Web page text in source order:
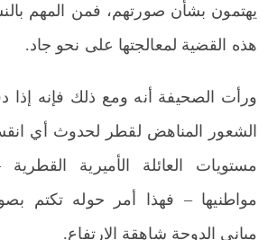
يهتمون بشأن صورتهم، فمن المهم
هذه القضية لمعالجتها على نحو جاد.
ورأت الصحيفة أنه ومع ذلك فإنه إذا
الشعور المناهض لقطر لحدوث أي
مستويات العائلة الأميرية
مواطنيها – فهذا أمر حوله تكتم
مباني الدوحة شاهقة الارتفاع.